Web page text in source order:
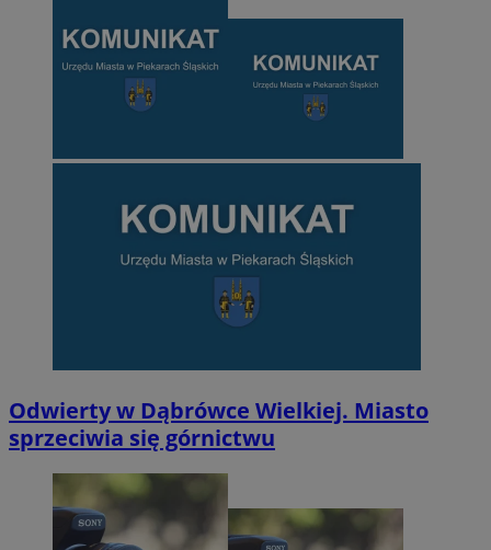
Odwierty w Dąbrówce Wielkiej. Miasto
sprzeciwia się górnictwu